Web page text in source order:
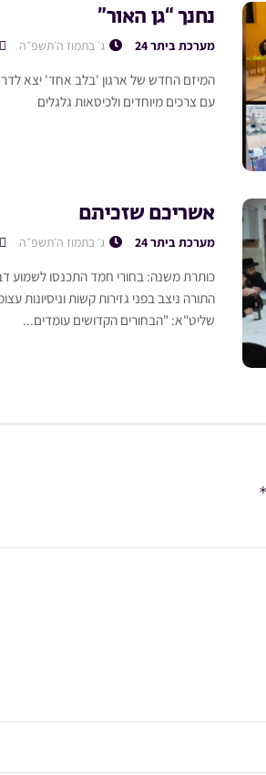
נחנך “גן האור”
מערכת ביתר 24 ג׳ בתמוז ה׳תשפ״ה
המיזם החדש של ארגון 'בלב אחד' יצא לדרך
עם צרכים מיוחדים ולכיסאות גלגלים
אשריכם שזכיתם
מערכת ביתר 24 ג׳ בתמוז ה׳תשפ״ה
כותרת משנה: בחורי חמד התכנסו לשמוע
התורה ניצב בפני גזירות קשות וניסיונות
שליט"א: "הבחורים הקדושים עומדים...
*